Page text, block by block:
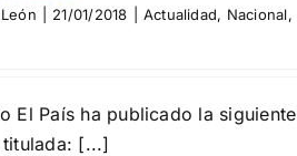
21/01/2018 Actualidad, Nacional,
El País ha publicado la siguiente
[...]